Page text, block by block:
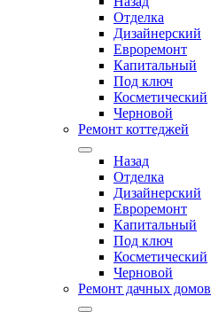
Отделка
Дизайнерский
Евроремонт
Капитальный
Под ключ
Косметический
Черновой
Ремонт коттеджей
Назад
Отделка
Дизайнерский
Евроремонт
Капитальный
Под ключ
Косметический
Черновой
Ремонт дачных домов